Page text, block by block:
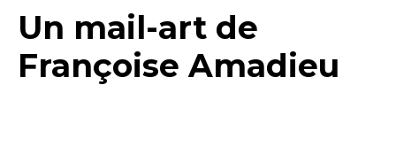
Un mail-art de
Françoise Amadieu